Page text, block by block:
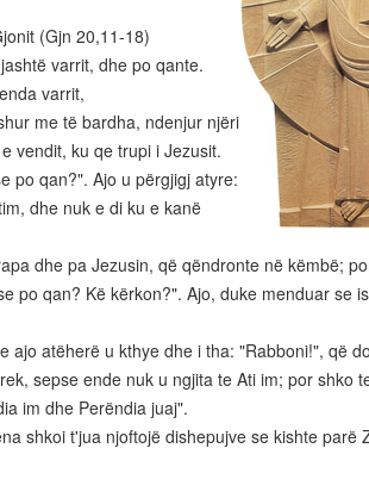
(Gjn 20,11-18)
varrit, dhe po qante.
varrit,
me të bardha, ndenjur njëri
vendit, ku qe trupi i Jezusit.
po qan?". Ajo u përgjigj atyre:
dhe nuk e di ku e kanë
dhe pa Jezusin, që qëndronte në këmbë;
po qan? Kë kërkon?". Ajo, duke menduar se
ajo atëherë u kthye dhe i tha: "Rabboni!", që
sepse ende nuk u ngjita te Ati im; por shko
im dhe Perëndia juaj".
shkoi t'jua njoftojë dishepujve se kishte parë